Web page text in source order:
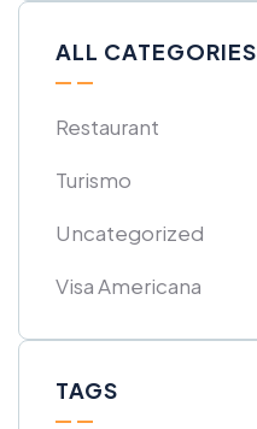
ALL CATEGORIES
Restaurant
Turismo
Uncategorized
Visa Americana
TAGS